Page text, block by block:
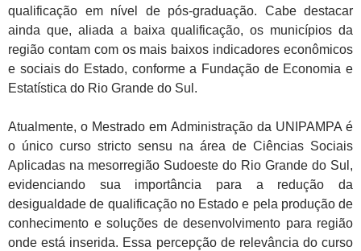
qualificação em nível de pós-graduação. Cabe destacar
ainda que, aliada a baixa qualificação, os municípios da
região contam com os mais baixos indicadores econômicos
e sociais do Estado, conforme a Fundação de Economia e
Estatística do Rio Grande do Sul.
Atualmente, o Mestrado em Administração da UNIPAMPA é
o único curso stricto sensu na área de Ciências Sociais
Aplicadas na mesorregião Sudoeste do Rio Grande do Sul,
evidenciando sua importância para a redução da
desigualdade de qualificação no Estado e pela produção de
conhecimento e soluções de desenvolvimento para região
onde está inserida. Essa percepção de relevância do curso